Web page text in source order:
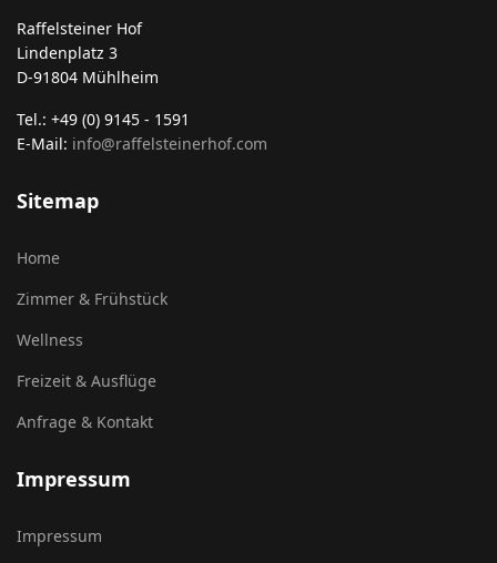
Raffelsteiner Hof
Lindenplatz 3
D-91804 Mühlheim
Tel.: +49 (0) 9145 - 1591
E-Mail: info@raffelsteinerhof.com
Sitemap
Home
Zimmer & Frühstück
Wellness
Freizeit & Ausflüge
Anfrage & Kontakt
Impressum
Impressum